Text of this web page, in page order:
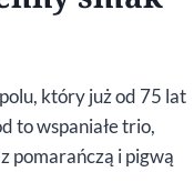
który już od 75 lat
to wspaniałe trio,
pomarańczą i pigwą